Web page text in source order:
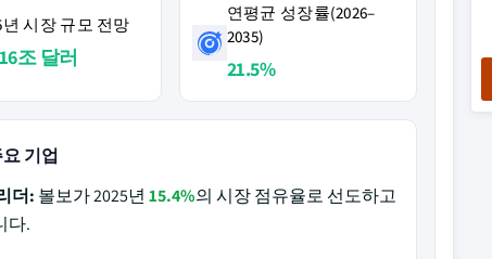
년 시장 규모 전망
조 달러
연평균 성장률(2026–
2035)
21.5%
기업
더: 볼보가 2025년 15.4%의 시장 점유율로 선도하고
다.